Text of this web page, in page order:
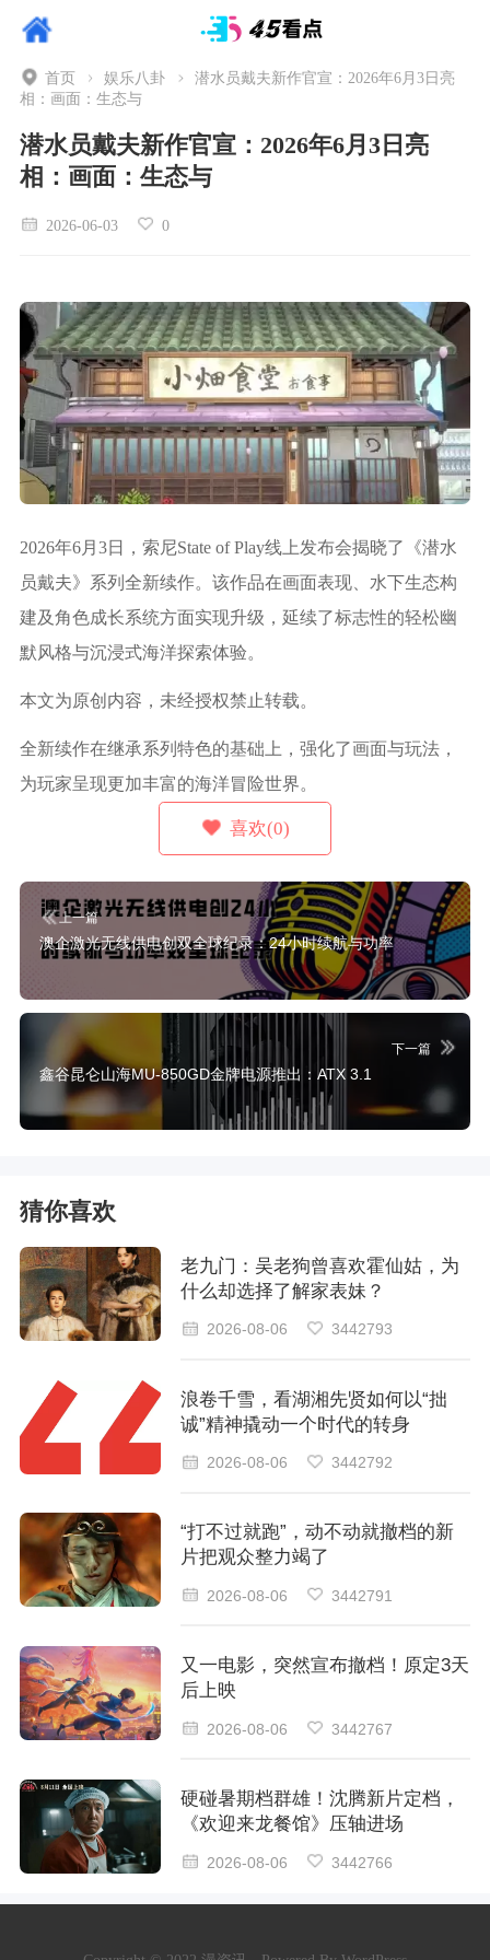
首页 娱乐八卦
潜水员戴夫新作官宣：2026年6月3日亮
相：画面：生态与
潜水员戴夫新作官宣：2026年6月3日亮
相：画面：生态与
2026-06-03 0
2026年6月3日，索尼State of Play线上发布会揭晓了《潜水
员戴夫》系列全新续作。该作品在画面表现、水下生态构
建及角色成长系统方面实现升级，延续了标志性的轻松幽
默风格与沉浸式海洋探索体验。
本文为原创内容，未经授权禁止转载。
全新续作在继承系列特色的基础上，强化了画面与玩法，
为玩家呈现更加丰富的海洋冒险世界。
喜欢(0)
上一篇
澳企激光无线供电创双全球纪录：24小时续航与功率
下一篇
鑫谷昆仑山海MU-850GD金牌电源推出：ATX 3.1
猜你喜欢
老九门：吴老狗曾喜欢霍仙姑，为
什么却选择了解家表妹？
2026-08-06 3442793
浪卷千雪，看湖湘先贤如何以“拙
诚”精神撬动一个时代的转身
2026-08-06 3442792
“打不过就跑”，动不动就撤档的新
片把观众整力竭了
2026-08-06 3442791
又一电影，突然宣布撤档！原定3天
后上映
2026-08-06 3442767
硬碰暑期档群雄！沈腾新片定档，
《欢迎来龙餐馆》压轴进场
2026-08-06 3442766